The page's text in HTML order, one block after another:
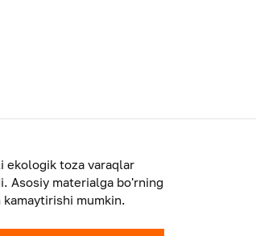
ekologik toza varaqlar
Asosiy materialga bo'rning
mumkin.